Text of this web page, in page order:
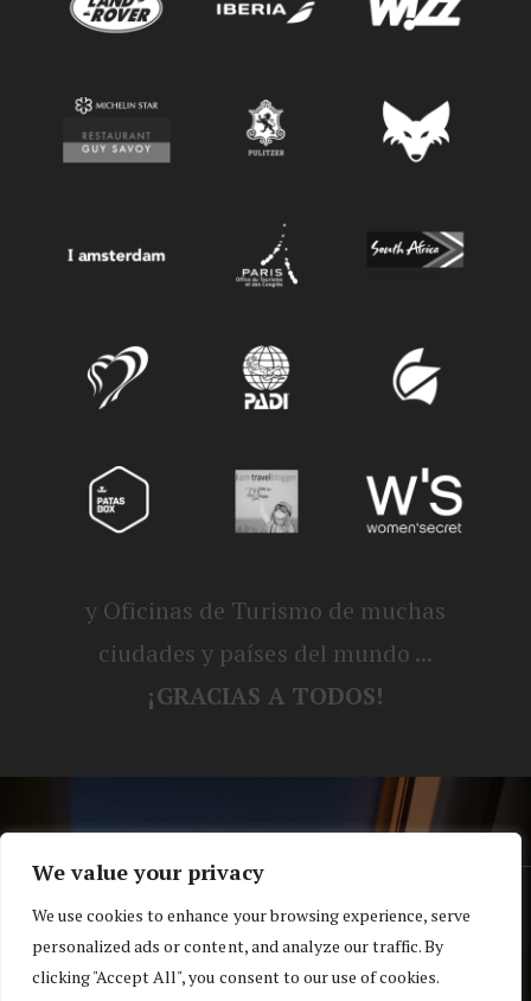
We value your privacy
We use cookies to enhance your browsing experience, serve
personalized ads or content, and analyze our traffic. By
clicking "Accept All", you consent to our use of cookies.
y Oficinas de Turismo de muchas
ciudades y países del mundo ...
¡GRACIAS A TODOS!
® Blog personal de Alex, Nerea, Turbo y
Koko |Política de privacidad y cookies